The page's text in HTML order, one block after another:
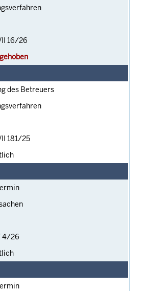
16/26
des Betreuers
181/25
4/26